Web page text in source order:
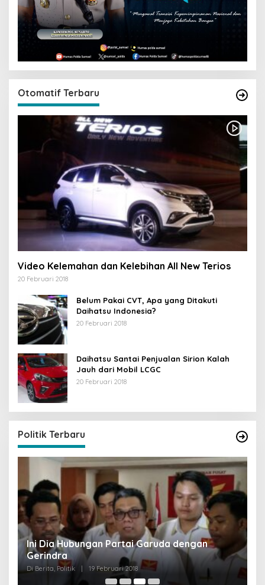
Otomatif Terbaru
Video Kelemahan dan Kelebihan All New Terios
20 Februari 2018
Belum Pakai CVT, Apa yang Ditakuti
Daihatsu Indonesia?
20 Februari 2018
Daihatsu Santai Penjualan Sirion Kalah
Jauh dari Mobil LCGC
20 Februari 2018
Politik Terbaru
Yasin
Di Berita, Politik |